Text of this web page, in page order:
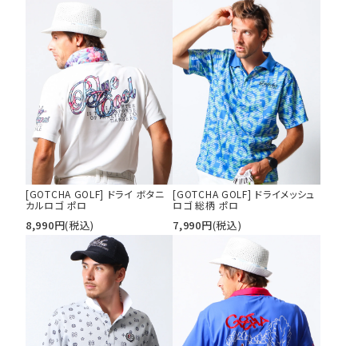
[GOTCHA GOLF] ドライ ボタニ
カルロゴ ポロ
8,990円(税込)
[GOTCHA GOLF] ドライメッシュ
ロゴ 総柄 ポロ
7,990円(税込)